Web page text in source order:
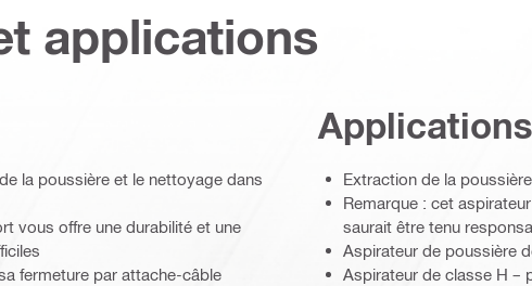
applications
la poussière et le nettoyage dans
vous offre une durabilité et une
fermeture par attache-câble
Applications
Extraction de la
Remarque : cet
saurait être tenu
Aspirateur de poussière
Aspirateur de classe H –